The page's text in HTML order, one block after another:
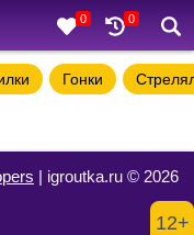
0 0
Гонки
| igroutka.ru © 2026
12+